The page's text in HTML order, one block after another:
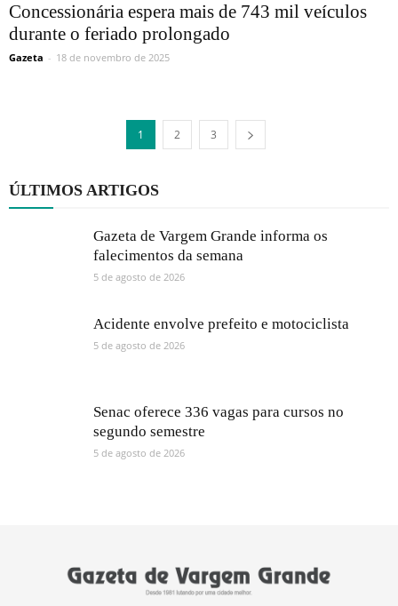
Concessionária espera mais de 743 mil veículos
durante o feriado prolongado
Gazeta - 18 de novembro de 2025
1 2 3
ÚLTIMOS ARTIGOS
Gazeta de Vargem Grande informa os
falecimentos da semana
5 de agosto de 2026
Acidente envolve prefeito e motociclista
5 de agosto de 2026
Senac oferece 336 vagas para cursos no
segundo semestre
5 de agosto de 2026